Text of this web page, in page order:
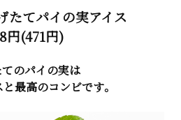
たてパイの実アイス
円(471円)
のパイの実は
最高のコンビです。